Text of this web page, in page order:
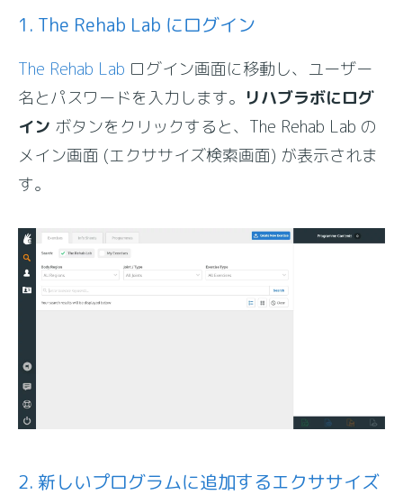
1. The Rehab Lab にログイン
The Rehab Lab ログイン画面に移動し、ユーザー
名とパスワードを入力します。 リハブラボにログ
イン ボタンをクリックすると、The Rehab Lab の
メイン画面 (エクササイズ検索画面) が表示されま
す。
2. 新しいプログラムに追加するエクササイズ